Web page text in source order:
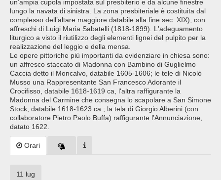
un’ampia cupola impostata sul presbiterio e da alcune finestre
lungo la navata di sinistra. La zona presbiteriale è costituita dal
complesso dell’altare maggiore databile alla fine sec. XIX), con
affreschi di Luigi Maria Sabatelli (1818-1899). L'adeguamento
liturgico a visto il riutilizzo degli elementi lignei del pulpito per la
realizzazione del leggio e della mensa.
Le opere pittoriche più importanti da evidenziare in chiesa sono:
un affresco staccato di Madonna con Bambino di Guglielmo
Caccia detto il Moncalvo, databile 1605-1606; le tele di Nicolò
Musso una Rappresentante San Francesco Adorante il
Crocifisso, databile 1618-1619 ca, l'altra raffigurante la
Madonna del Carmine che consegna lo scapolare a San Simone
Stock, databile 1618-1623 ca.; la tela di Giorgio Alberini (con
collaboratore Pietro Paolo Buffa) raffigurante l’Annunciazione,
datato 1622.
Orari
11 lug